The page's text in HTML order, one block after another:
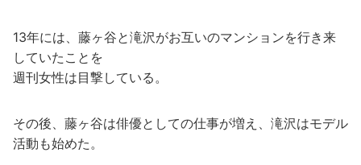
13年には、藤ヶ谷と滝沢がお互いのマンションを行き来
していたことを
週刊女性は目撃している。
その後、藤ヶ谷は俳優としての仕事が増え、滝沢はモデル
活動も始めた。